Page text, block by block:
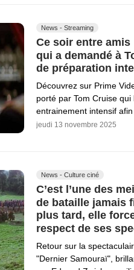
News - Streaming
Ce soir entre
qui a demandé à
de préparation
Découvrez sur Prime
porté par Tom Cruise qui
entrainement intensif
jeudi 13 novembre 2025
News - Culture ciné
C’est l’une des
de bataille jamais
plus tard, elle
respect de ses
Retour sur la
"Dernier Samouraï",